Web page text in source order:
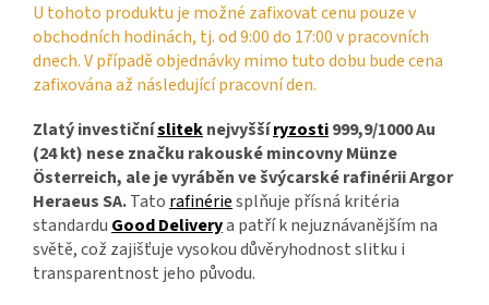
U tohoto produktu je možné zafixovat cenu pouze v
obchodních hodinách, tj. od 9:00 do 17:00 v pracovních
dnech. V případě objednávky mimo tuto dobu bude cena
zafixována až následující pracovní den.
Zlatý investičnísliteknejvyššíryzosti999,9/1000 Au
(24 kt) nese značku rakouské mincovny Münze
Österreich, ale je vyráběn ve švýcarské rafinérii Argor
Heraeus SA.Tato rafinériesplňuje přísná kritéria
standardu Good Deliverya patří k nejuznávanějším na
světě, což zajišťuje vysokou důvěryhodnost slitku i
transparentnost jeho původu.